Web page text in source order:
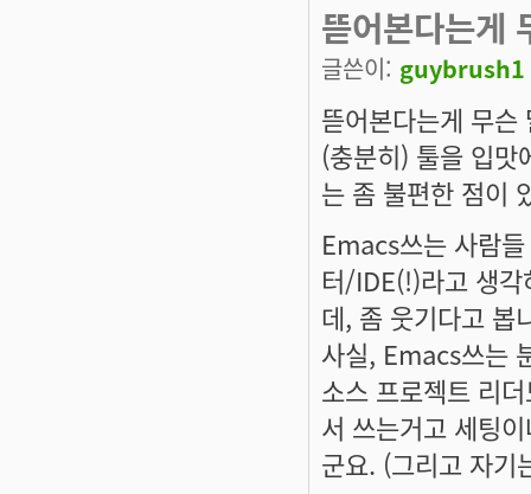
뜯어본다는게
글쓴이: guybrush1
뜯어본다는게 무
(충분히) 툴을 입
는 좀 불편한 점이
Emacs쓰는 사람
터/IDE(!)라고 생
데, 좀 웃기다고 봅
사실, Emacs쓰는
소스 프로젝트 리
서 쓰는거고 세팅
군요. (그리고 자기